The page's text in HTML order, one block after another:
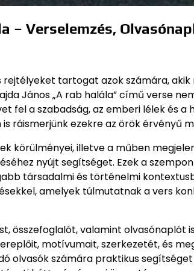
– Verselemzés,
rejtélyeket tartogat azok számára,
János „A rab halála” című verse
fel a szabadság, az emberi lélek és
ráismerjünk ezekre az örök érvényű
körülményei, illetve a műben
nyújt segítséget. Ezek a
társadalmi és történelmi
amelyek túlmutatnak a vers
összefoglalót, valamint olvasónaplót
motívumait, szerkezetét, és
olvasók számára praktikus